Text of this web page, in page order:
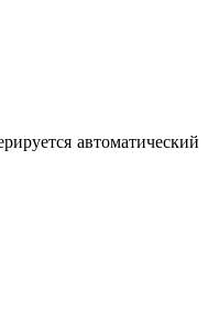
автоматический